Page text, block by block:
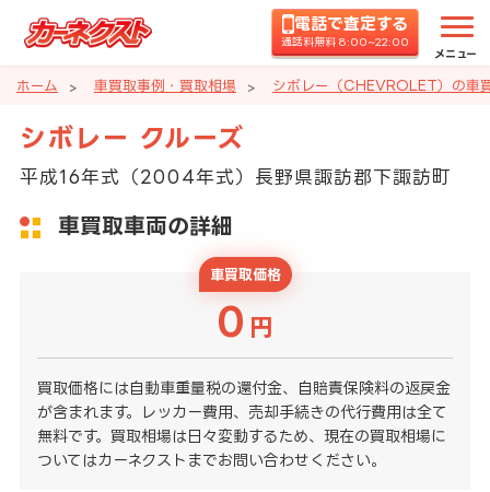
電話で査定する
通話料無料 8:00~22:00
メニュー
ホーム 車買取事例・買取相場 シボレー（CHEVROLET）の車
シボレー クルーズ
平成16年式（2004年式）長野県諏訪郡下諏訪町
車買取車両の詳細
車買取価格
0 円
買取価格には自動車重量税の還付金、自賠責保険料の返戻金
が含まれます。レッカー費用、売却手続きの代行費用は全て
無料です。買取相場は日々変動するため、現在の買取相場に
ついてはカーネクストまでお問い合わせください。